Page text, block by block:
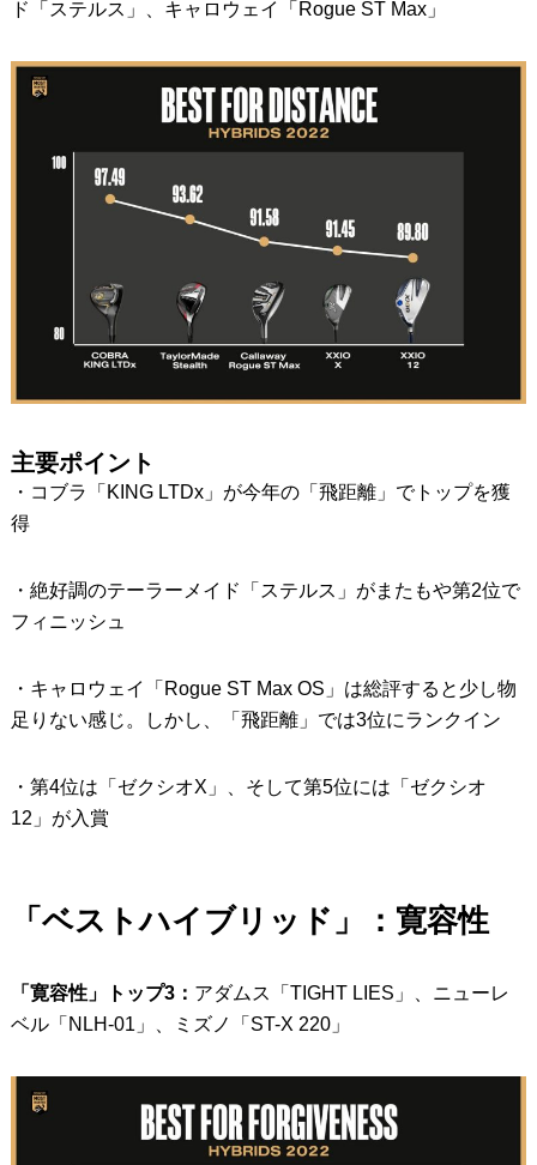
ド「ステルス」、キャロウェイ「Rogue ST Max」
主要ポイント
・コブラ「KING LTDx」が今年の「飛距離」でトップを獲
得
・絶好調のテーラーメイド「ステルス」がまたもや第2位で
フィニッシュ
・キャロウェイ「Rogue ST Max OS」は総評すると少し物
足りない感じ。しかし、「飛距離」では3位にランクイン
・第4位は「ゼクシオX」、そして第5位には「ゼクシオ
12」が入賞
「ベストハイブリッド」：寛容性
「寛容性」トップ3： アダムス「TIGHT LIES」、ニューレ
ベル「NLH-01」、ミズノ「ST-X 220」